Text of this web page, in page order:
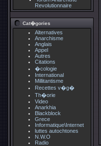
Revolutionnaire
Cat�gories
Alternatives
Anarchisme
Anglais
Appel
Autres
Citations
�cologie
International
Millitantisme
Recettes v�g�
Th�orie
Video
Anarkhia
Blackblock
Grece
Informatique\Internet
luttes autochtones
N.W.O
Radio